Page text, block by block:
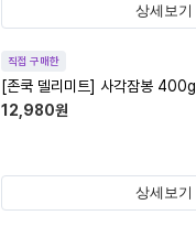
상세보기
직접 구매한
[존쿡 델리미트] 사각잠봉 400g
12,980원
상세보기